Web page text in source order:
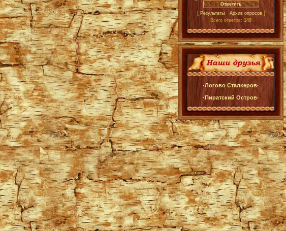
[ Результаты· Архив опросов]
Всего ответов: 149
·Логово Сталкеров·
·Пиратский Остров·